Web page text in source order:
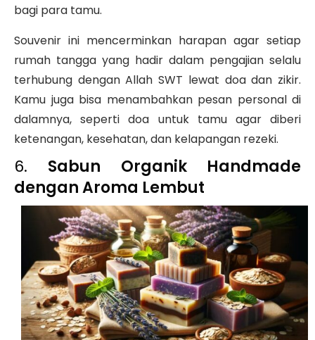
bagi para tamu.
Souvenir ini mencerminkan harapan agar setiap
rumah tangga yang hadir dalam pengajian selalu
terhubung dengan Allah SWT lewat doa dan zikir.
Kamu juga bisa menambahkan pesan personal di
dalamnya, seperti doa untuk tamu agar diberi
ketenangan, kesehatan, dan kelapangan rezeki.
6. Sabun Organik Handmade
dengan Aroma Lembut